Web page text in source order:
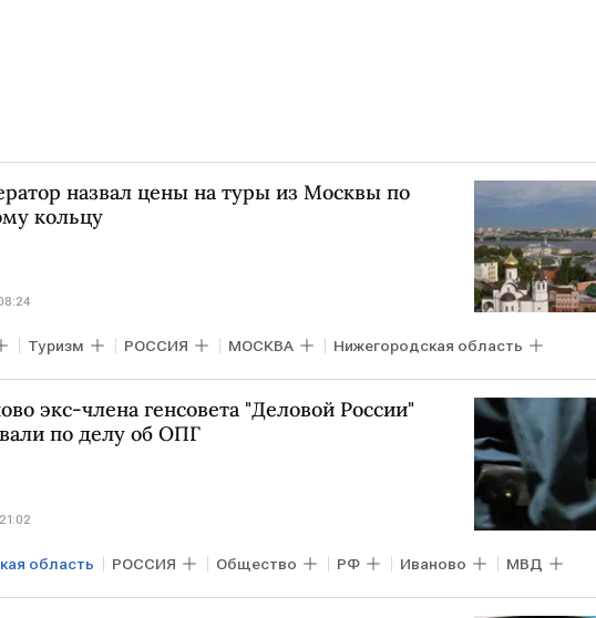
назвал цены на туры из Москвы по
кольцу
Туризм РОССИЯ МОСКВА Нижегородская область
НОВГОРОД Дмитрий Чернышенко Российский союз туриндустрии
экс-члена генсовета "Деловой России"
по делу об ОПГ
область РОССИЯ Общество РФ Иваново МВД